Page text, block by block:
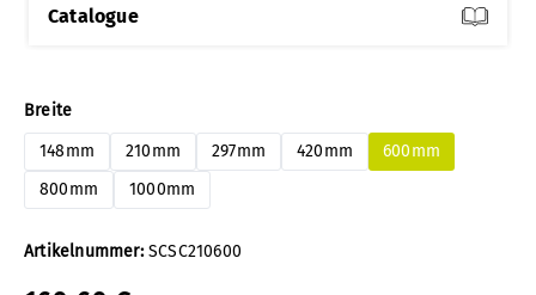
Catalogue
Artikelnummer:SCSC210600
Breiteauswählen
148mm 210mm 297mm 420mm
600mm
800mm
1000mm